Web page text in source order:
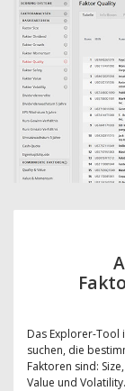
Das Explorer-Tool
suchen, die
Faktoren sind:
Value und Volatility.